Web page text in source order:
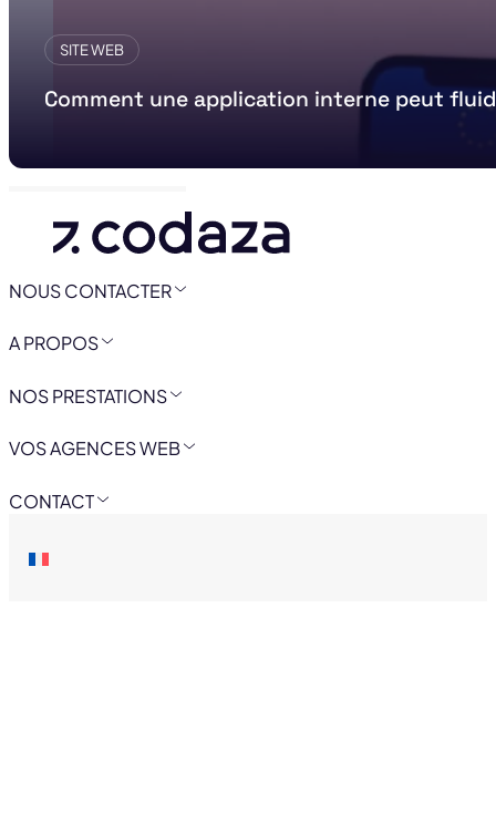
SITE WEB
Comment une application interne peut
NOUS CONTACTER
A PROPOS
NOS PRESTATIONS
VOS AGENCES WEB
CONTACT